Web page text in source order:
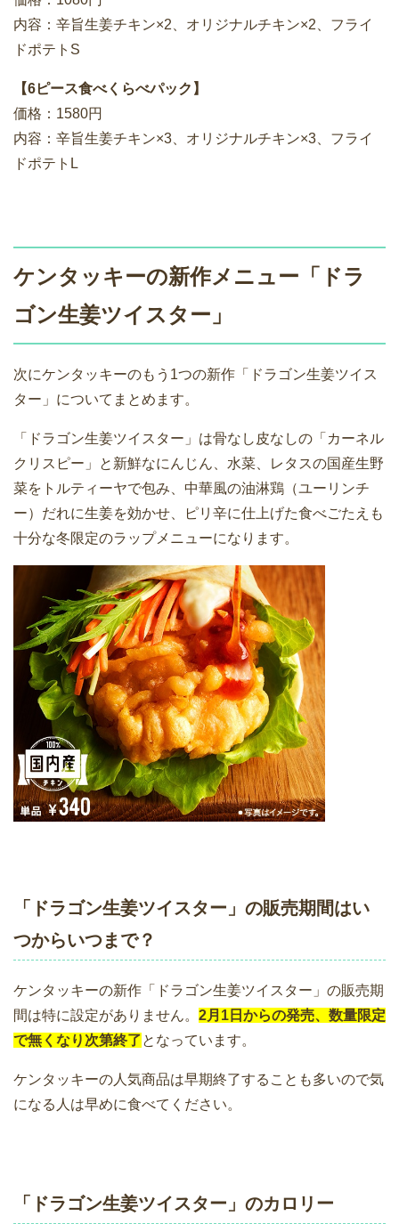
内容：辛旨生姜チキン×2、オリジナルチキン×2、フライ
ドポテトS
【6ピース食べくらべパック】
価格：1580円
内容：辛旨生姜チキン×3、オリジナルチキン×3、フライ
ドポテトL
ケンタッキーの新作メニュー「ドラ
ゴン生姜ツイスター」
次にケンタッキーのもう1つの新作「ドラゴン生姜ツイス
ター」についてまとめます。
「ドラゴン生姜ツイスター」は骨なし皮なしの「カーネル
クリスピー」と新鮮なにんじん、水菜、レタスの国産生野
菜をトルティーヤで包み、中華風の油淋鶏（ユーリンチ
ー）だれに生姜を効かせ、ピリ辛に仕上げた食べごたえも
十分な冬限定のラップメニューになります。
「ドラゴン生姜ツイスター」の販売期間はい
つからいつまで？
ケンタッキーの新作「ドラゴン生姜ツイスター」の販売期
間は特に設定がありません。 2月1日からの発売、数量限定
で無くなり次第終了となっています。
ケンタッキーの人気商品は早期終了することも多いので気
になる人は早めに食べてください。
「ドラゴン生姜ツイスター」のカロリー